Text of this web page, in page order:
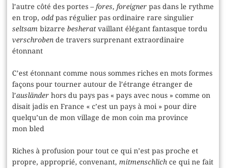
l’autre côté des portes – fores, foreigner pas dans le rythme
en trop, odd pas régulier pas ordinaire rare singulier
seltsam bizarre besherat vaillant élégant fantasque tordu
verschroben de travers surprenant extraordinaire
étonnant
C’est étonnant comme nous sommes riches en mots formes
façons pour tourner autour de l’étrange étranger de
l’ausländer hors du pays pas « pays avec nous » comme on
disait jadis en France « c’est un pays à moi » pour dire
quelqu’un de mon village de mon coin ma province
mon bled
Riches à profusion pour tout ce qui n’est pas proche et
propre, approprié, convenant, mitmenschlich ce qui ne fait